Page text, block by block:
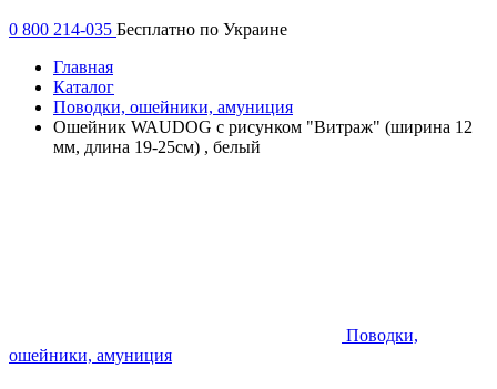
0 800 214-035 Бесплатно по Украине
Главная
Каталог
Поводки, ошейники, амуниция
Ошейник WAUDOG с рисунком "Витраж" (ширина 12
мм, длина 19-25см) , белый
Поводки,
ошейники, амуниция